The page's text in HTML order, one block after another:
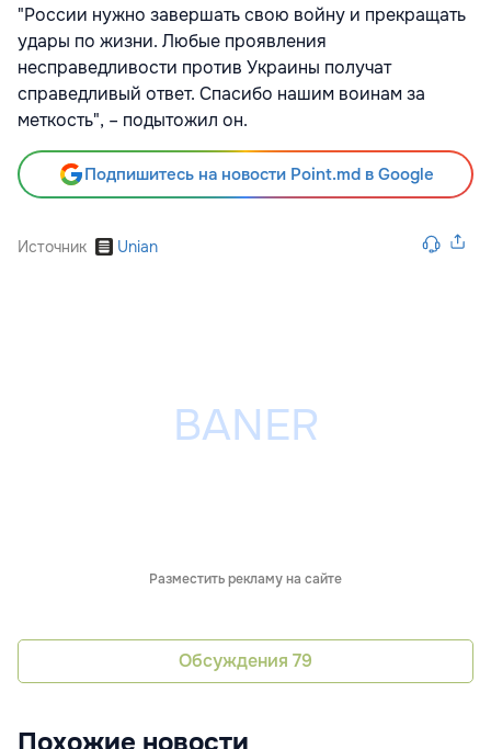
"России нужно завершать свою войну и прекращать
удары по жизни. Любые проявления
несправедливости против Украины получат
справедливый ответ. Спасибо нашим воинам за
меткость", – подытожил он.
Подпишитесь на новости Point.md в Google
Источник Unian
Разместить рекламу на сайте
Обсуждения 79
Похожие новости